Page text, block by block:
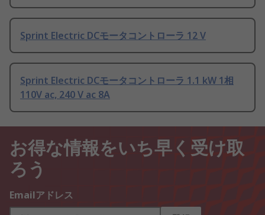
Sprint Electric DCモータコントローラ 12 V
Sprint Electric DCモータコントローラ 1.1 kW 1相
110V ac, 240 V ac 8A
お得な情報をいち早く受け取
ろう
Emailアドレス